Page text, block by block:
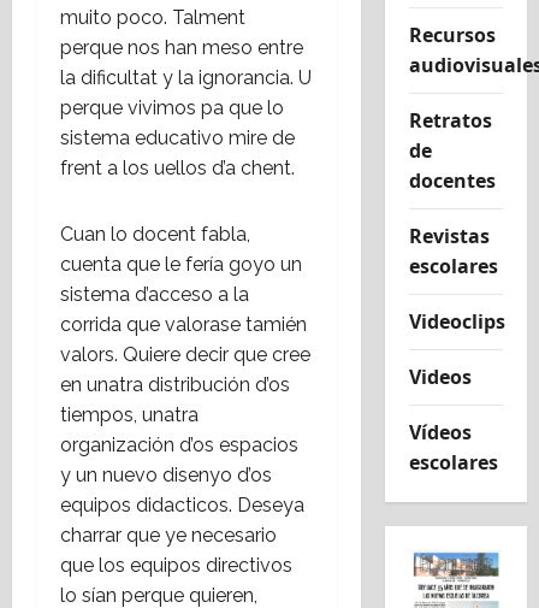
muito poco. Talment
perque nos han meso entre
la dificultat y la ignorancia. U
perque vivimos pa que lo
sistema educativo mire de
frent a los uellos d’a chent.
Cuan lo docent fabla,
cuenta que le fería goyo un
sistema d’acceso a la
corrida que valorase tamién
valors. Quiere decir que cree
en unatra distribución d’os
tiempos, unatra
organización d’os espacios
y un nuevo disenyo d’os
equipos didacticos. Deseya
charrar que ye necesario
que los equipos directivos
lo sían perque quieren,
Recursos
Retratos
de
docentes
Revistas
escolares
Videoclips
Videos
Vídeos
escolares